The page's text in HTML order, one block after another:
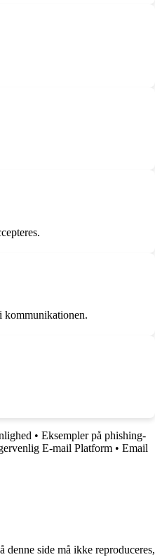
kommunikationen.
• Eksempler på phishing-
E-mail Platform • Email
side må ikke reproduceres,